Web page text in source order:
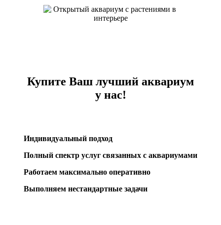
Купите Ваш лучший аквариум
у нас!
Индивидуальный подход
Полный спектр услуг связанных с аквариумами
Работаем максимально оперативно
Выполняем нестандартные задачи